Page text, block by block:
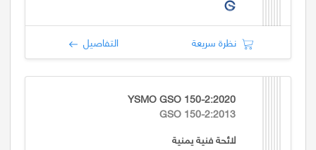
نظرة سريعة التفاصيل
YSMO GSO 150-2:2020
GSO 150-2:2013
لائحة فنية يمنية